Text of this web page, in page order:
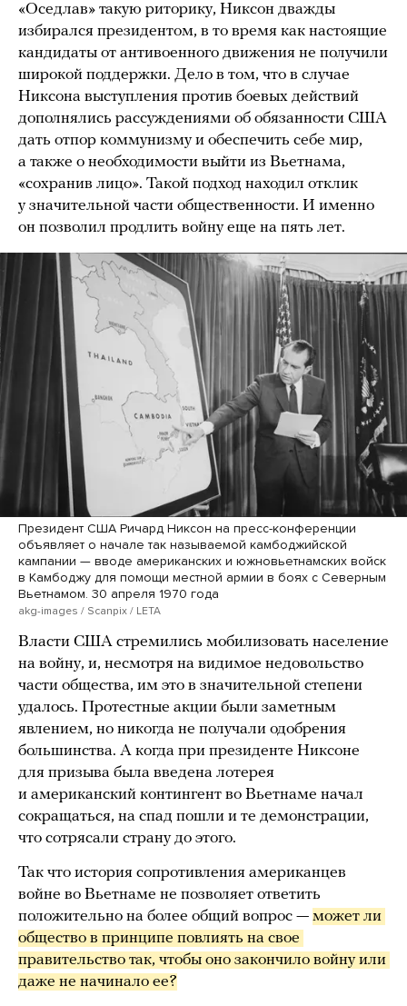
«Оседлав» такую риторику, Никсон дважды
избирался президентом, в то время как настоящие
кандидаты от антивоенного движения не получили
широкой поддержки. Дело в том, что в случае
Никсона выступления против боевых действий
дополнялись рассуждениями об обязанности США
дать отпор коммунизму и обеспечить себе мир,
а также о необходимости выйти из Вьетнама,
«сохранив лицо». Такой подход находил отклик
у значительной части общественности. И именно
он позволил продлить войну еще на пять лет.
Президент США Ричард Никсон на пресс-конференции
объявляет о начале так называемой камбоджийской
кампании — вводе американских и южновьетнамских войск
в Камбоджу для помощи местной армии в боях с Северным
Вьетнамом. 30 апреля 1970 года
akg-images / Scanpix / LETA
Власти США стремились мобилизовать население
на войну, и, несмотря на видимое недовольство
части общества, им это в значительной степени
удалось. Протестные акции были заметным
явлением, но никогда не получали одобрения
большинства. А когда при президенте Никсоне
для призыва была введена лотерея
и американский контингент во Вьетнаме начал
сокращаться, на спад пошли и те демонстрации,
что сотрясали страну до этого.
Так что история сопротивления американцев
войне во Вьетнаме не позволяет ответить
положительно на более общий вопрос — может ли
общество в принципе повлиять на свое
правительство так, чтобы оно закончило войну или
даже не начинало ее?